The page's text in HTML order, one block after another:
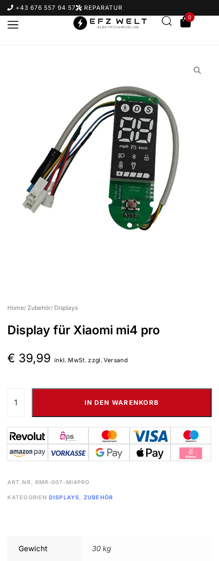
+43 676 557 94 57 REPARATUR
Suchbegriff eingeben & Enter klicken
0
Home Zubehör Displays
Display für Xiaomi mi4 pro
€ 39,99 inkl. MwSt. zzgl. Versand
IN DEN WARENKORB
ART.NR. RMR-007-MI4PRO
KATEGORIEN DISPLAYS,ZUBEHÖR
Gewicht 30 kg